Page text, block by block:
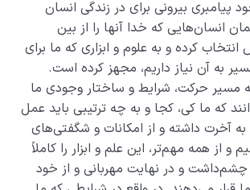
پیامبری بیرونی برای در زندگی انسان
انسان‌هایی که خدا آنها را از بین
کرده و به علوم و ابزاری که ما برای
به آن نیاز داریم، مجهز کرده است.
به مسیر حرکت، شرایط و ساختار وجودی ما
که ما کی، کجا و به چه ترتیبی باید عمل
به آخرت داشته و از امکانات و شگفتی‌های
و از همه مهم‌تر، این علم و ابزار را کاملاً
و در نهایت مهربانی و از خود